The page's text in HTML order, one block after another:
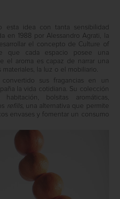
esta idea con tanta sensibilidad
en 1988 por Alessandro Agrati, la
el concepto de Culture of
que cada espacio posee una
el aroma es capaz de narrar una
la luz o el mobiliario.
sus fragancias en un
la vida cotidiana. Su colección
bolsitas aromáticas,
refills, una alternativa que permite
envases y fomentar un consumo